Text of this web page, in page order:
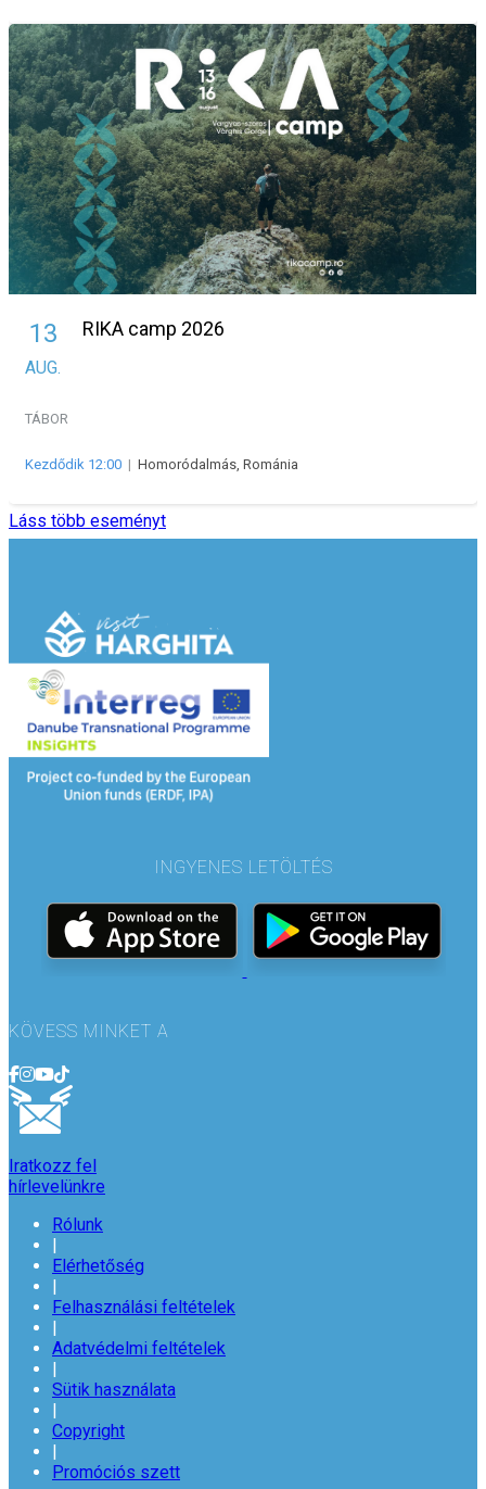
13
AUG.
RIKA camp 2026
TÁBOR
Kezdődik 12:00 | Homoródalmás, Románia
Láss több eseményt
INGYENES LETÖLTÉS
KÖVESS MINKET A
Iratkozz fel
hírlevelünkre
Rólunk
Elérhetőség
Felhasználási feltételek
Adatvédelmi feltételek
Sütik használata
Copyright
Promóciós szett